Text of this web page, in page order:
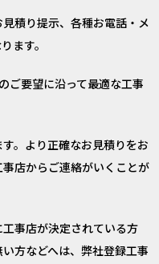
積り提示、各種お電話・メ
ます。
ご要望に沿って最適な工事
。より正確なお見積りをお
店からご連絡がいくことが
事店が決定されている方
方などへは、弊社登録工事